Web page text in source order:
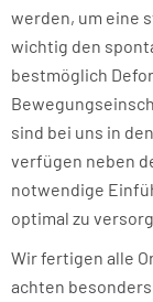
werden, um eine
wichtig den
bestmöglich
sind bei uns in
verfügen neben
notwendige
optimal zu
Wir fertigen alle
achten